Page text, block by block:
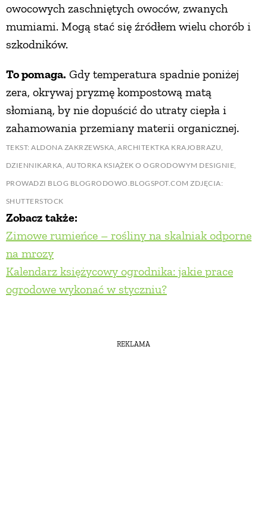
owocowych zaschniętych owoców, zwanych
mumiami. Mogą stać się źródłem wielu chorób i
szkodników.
To pomaga. Gdy temperatura spadnie poniżej
zera, okrywaj pryzmę kompostową matą
słomianą, by nie dopuścić do utraty ciepła i
zahamowania przemiany materii organicznej.
TEKST: ALDONA ZAKRZEWSKA, ARCHITEKTKA KRAJOBRAZU,
DZIENNIKARKA, AUTORKA KSIĄŻEK O OGRODOWYM DESIGNIE,
PROWADZI BLOG BLOGRODOWO.BLOGSPOT.COM ZDJĘCIA:
SHUTTERSTOCK
Zobacz także:
Zimowe rumieńce – rośliny na skalniak odporne
na mrozy
Kalendarz księżycowy ogrodnika: jakie prace
ogrodowe wykonać w styczniu?
REKLAMA